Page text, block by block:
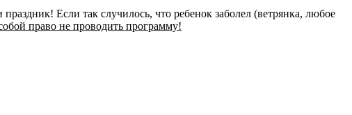
Если так случилось, что ребенок заболел (ветрянка, любое
право не проводить программу!